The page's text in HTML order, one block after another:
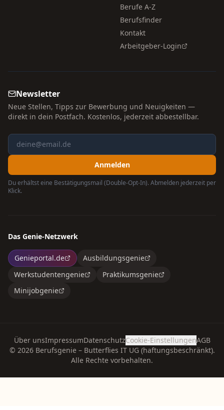
Berufe A-Z
Berufsfinder
Kontakt
Arbeitgeber-Login
Newsletter
Neue Stellen, Tipps zur Bewerbung und Neuigkeiten —
direkt in dein Postfach. Kostenlos, jederzeit abbestellbar.
Anmelden
Du erhältst eine Bestätigungsmail (Double-Opt-In). Abmelden jederzeit per
Klick.
Das Genie-Netzwerk
Genieportal.de
Ausbildungsgenie
Werkstudentengenie
Praktikumsgenie
Minijobgenie
Über unsImpressumDatenschutzCookie-EinstellungenAGB
© 2026Berufsgenie – Butterflies IT UG (haftungsbeschränkt).
Alle Rechte vorbehalten.